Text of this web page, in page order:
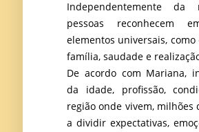
Independentemente da
pessoas reconhecem
elementos universais, como
família, saudade e
De acordo com Mariana,
da idade, profissão,
região onde vivem, milhões
a dividir expectativas,